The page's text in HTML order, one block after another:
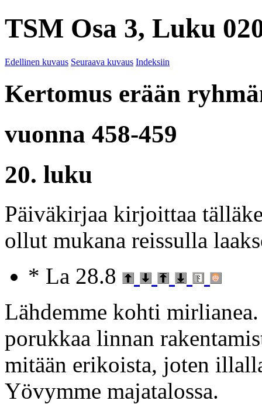
TSM Osa 3, Luku
Edellinen kuvaus Seuraava kuvaus Indeksiin
Kertomus erään
vuonna 458-459
20. luku
Päiväkirjaa kirjoittaa
ollut mukana reissulla
* La 28.8
Lähdemme kohti
porukkaa linnan
mitään erikoista, joten
Yövymme majatalossa.